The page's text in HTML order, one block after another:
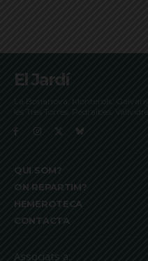
El Jardí
La Bonanova, Monterols,
les Tres Torres, Pedralbes,
QUI SOM?
ON REPARTIM?
HEMEROTECA
CONTACTA
Associats a: